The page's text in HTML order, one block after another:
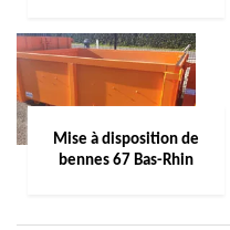
Mise à disposition de
bennes 67 Bas-Rhin